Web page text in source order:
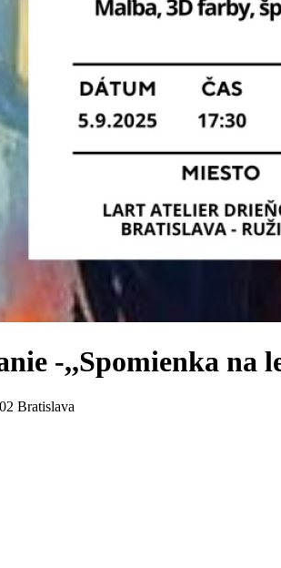
-,,Spomienka na
Bratislava